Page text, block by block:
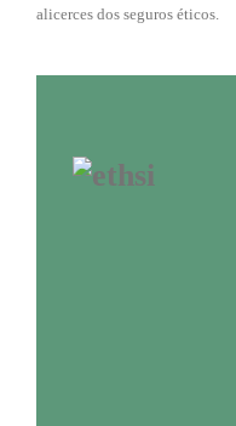
alicerces dos seguros éticos.